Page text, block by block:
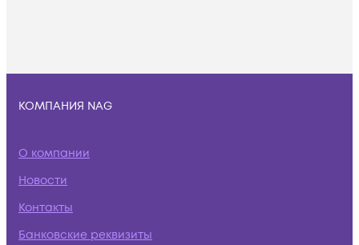
КОМПАНИЯ NAG
О компании
Новости
Контакты
Банковские реквизиты